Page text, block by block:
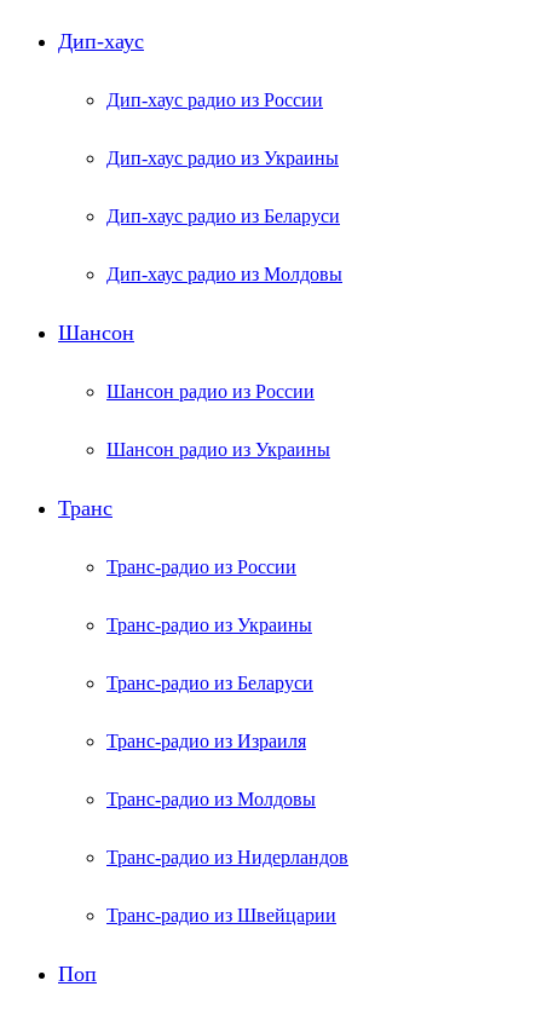
Дип-хаус
Дип-хаус радио из России
Дип-хаус радио из Украины
Дип-хаус радио из Беларуси
Дип-хаус радио из Молдовы
Шансон
Шансон радио из России
Шансон радио из Украины
Транс
Транс-радио из России
Транс-радио из Украины
Транс-радио из Беларуси
Транс-радио из Израиля
Транс-радио из Молдовы
Транс-радио из Нидерландов
Транс-радио из Швейцарии
Поп